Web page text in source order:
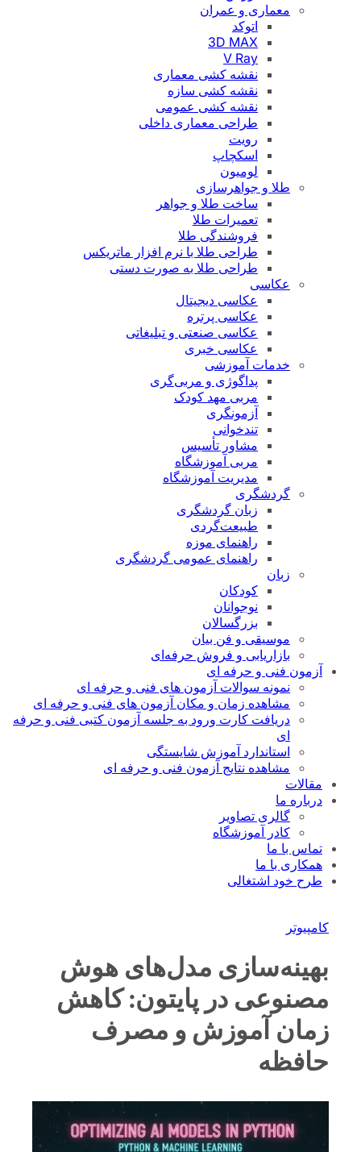
معماری و عمران
اتوکد
3D MAX
V Ray
نقشه کشی معماری
نقشه کشی سازه
نقشه کشی عمومی
طراحی معماری داخلی
رویت
اسکچاپ
لومیون
طلا و جواهرسازی
ساخت طلا و جواهر
تعمیرات طلا
فروشندگی طلا
طراحی طلا با نرم افزار ماتریکس
طراحی طلا به صورت دستی
عکاسی
عکاسی دیجیتال
عکاسی پرتره
عکاسی صنعتی و تبلیغاتی
عکاسی خبری
خدمات آموزشی
پداگوژی و مربی‌گری
مربی مهد کودک
آزمونگری
تندخوانی
مشاور تأسیس
مربی آموزشگاه
مدیریت آموزشگاه
گردشگری
زبان گردشگری
طبیعت‌گردی
راهنمای موزه
راهنمای عمومی گردشگری
زبان
کودکان
نوجوانان
بزرگسالان
موسیقی و فن بیان
بازاریابی و فروش حرفه‌ای
آزمون فنی و حرفه ای
نمونه سوالات آزمون های فنی و حرفه ای
مشاهده زمان و مکان آزمون های فنی و حرفه ای
دریافت کارت ورود به جلسه آزمون کتبی فنی و حرفه
ای
استاندارد آموزش شایستگی
مشاهده نتایج آزمون فنی و حرفه ای
مقالات
درباره ما
گالری تصاویر
کادر آموزشگاه
تماس با ما
همکاری با ما
طرح خود اشتغالی
کامپیوتر
بهینه‌سازی مدل‌های هوش
مصنوعی در پایتون: کاهش
زمان آموزش و مصرف
حافظه